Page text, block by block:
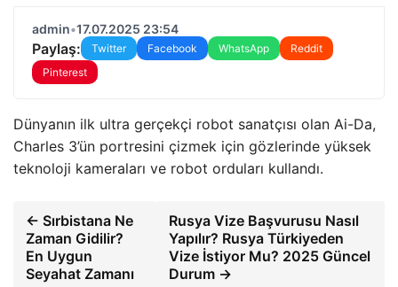
admin•17.07.2025 23:54
Paylaş: Twitter Facebook WhatsApp
Reddit
Pinterest
Dünyanın ilk ultra gerçekçi robot sanatçısı olan Ai-Da,
Charles 3’ün portresini çizmek için gözlerinde yüksek
teknoloji kameraları ve robot orduları kullandı.
← Sırbistana Ne
Zaman Gidilir?
En Uygun
Seyahat Zamanı
Rusya Vize Başvurusu Nasıl
Yapılır? Rusya Türkiyeden
Vize İstiyor Mu? 2025 Güncel
Durum →